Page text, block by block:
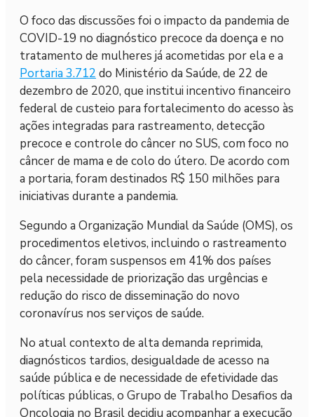
O foco das discussões foi o impacto da pandemia de
COVID-19 no diagnóstico precoce da doença e no
tratamento de mulheres já acometidas por ela e a
Portaria 3.712 do Ministério da Saúde, de 22 de
dezembro de 2020, que institui incentivo financeiro
federal de custeio para fortalecimento do acesso às
ações integradas para rastreamento, detecção
precoce e controle do câncer no SUS, com foco no
câncer de mama e de colo do útero. De acordo com
a portaria, foram destinados R$ 150 milhões para
iniciativas durante a pandemia.
Segundo a Organização Mundial da Saúde (OMS), os
procedimentos eletivos, incluindo o rastreamento
do câncer, foram suspensos em 41% dos países
pela necessidade de priorização das urgências e
redução do risco de disseminação do novo
coronavírus nos serviços de saúde.
No atual contexto de alta demanda reprimida,
diagnósticos tardios, desigualdade de acesso na
saúde pública e de necessidade de efetividade das
políticas públicas, o Grupo de Trabalho Desafios da
Oncologia no Brasil decidiu acompanhar a execução